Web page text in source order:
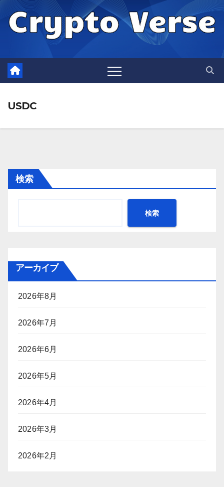
Skip
USDC
検索
検索
アーカイブ
2026年8月
2026年7月
2026年6月
2026年5月
2026年4月
2026年3月
2026年2月